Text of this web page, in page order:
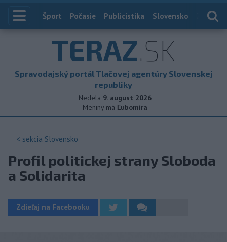
Index
Šport Počasie Publicistika Slovensko
TERAZ.SK
Spravodajský portál Tlačovej agentúry Slovenskej
republiky
Nedela 9. august 2026
Meniny má Ľubomíra
< sekcia Slovensko
Profil politickej strany Sloboda
a Solidarita
Zdieľaj na Facebooku